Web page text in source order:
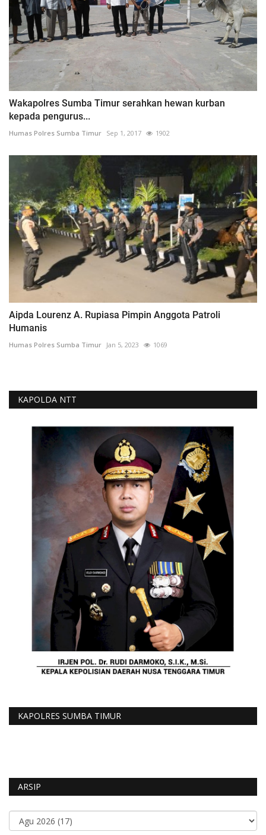
Wakapolres Sumba Timur serahkan hewan kurban
kepada pengurus...
Humas Polres Sumba Timur Sep 1, 2017 1902
Aipda Lourenz A. Rupiasa Pimpin Anggota Patroli
Humanis
Humas Polres Sumba Timur Jan 5, 2023 1069
KAPOLDA NTT
KAPOLRES SUMBA TIMUR
ARSIP